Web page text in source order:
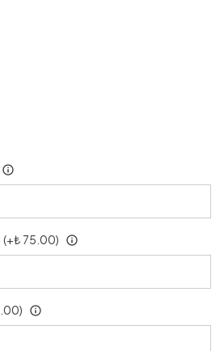
(+₺ 75.00)
)